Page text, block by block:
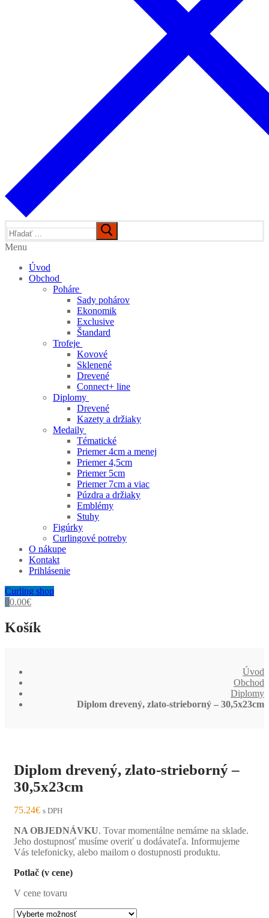
Menu
Úvod
Obchod
Poháre
Sady pohárov
Ekonomik
Exclusive
Štandard
Trofeje
Kovové
Sklenené
Drevené
Connect+ line
Diplomy
Drevené
Kazety a držiaky
Medaily
Tématické
Priemer 4cm a menej
Priemer 4,5cm
Priemer 5cm
Priemer 7cm a viac
Púzdra a držiaky
Emblémy
Stuhy
Figúrky
Curlingové potreby
O nákupe
Kontakt
Prihlásenie
Curling shop
00.00€
Košík
Úvod
Obchod
Diplomy
Diplom drevený, zlato-strieborný – 30,5x23cm
Diplom drevený, zlato-strieborný –
30,5x23cm
75.24€ s DPH
NA OBJEDNÁVKU. Tovar momentálne nemáme na sklade.
Jeho dostupnosť musíme overiť u dodávateľa. Informujeme
Vás telefonicky, alebo mailom o dostupnosti produktu.
Potlač (v cene)
V cene tovaru